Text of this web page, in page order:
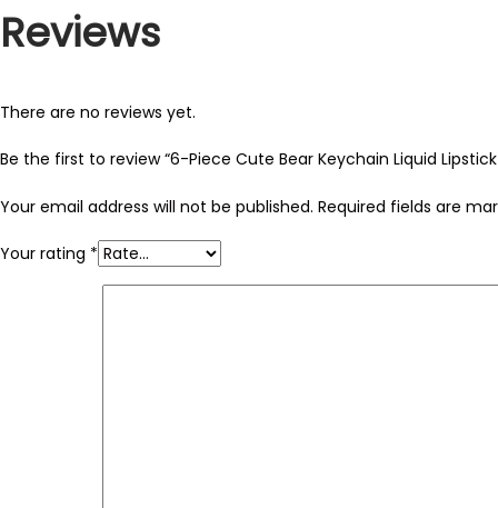
Reviews
There are no reviews yet.
Be the first to review “6-Piece Cute Bear Keychain Liquid Lipstick
Your email address will not be published. Required fields are
Your rating *